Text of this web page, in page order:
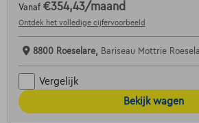
Vanaf €354,43/maand
Ontdek het volledige cijfervoorbeeld
8800 Roeselare, Bariseau Mottrie
Vergelijk
Bekijk wagen